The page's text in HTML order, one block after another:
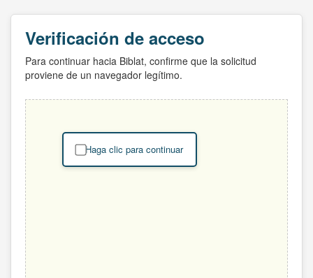
Verificación de acceso
Para continuar hacia Biblat, confirme que la solicitud
proviene de un navegador legítimo.
Haga clic para continuar